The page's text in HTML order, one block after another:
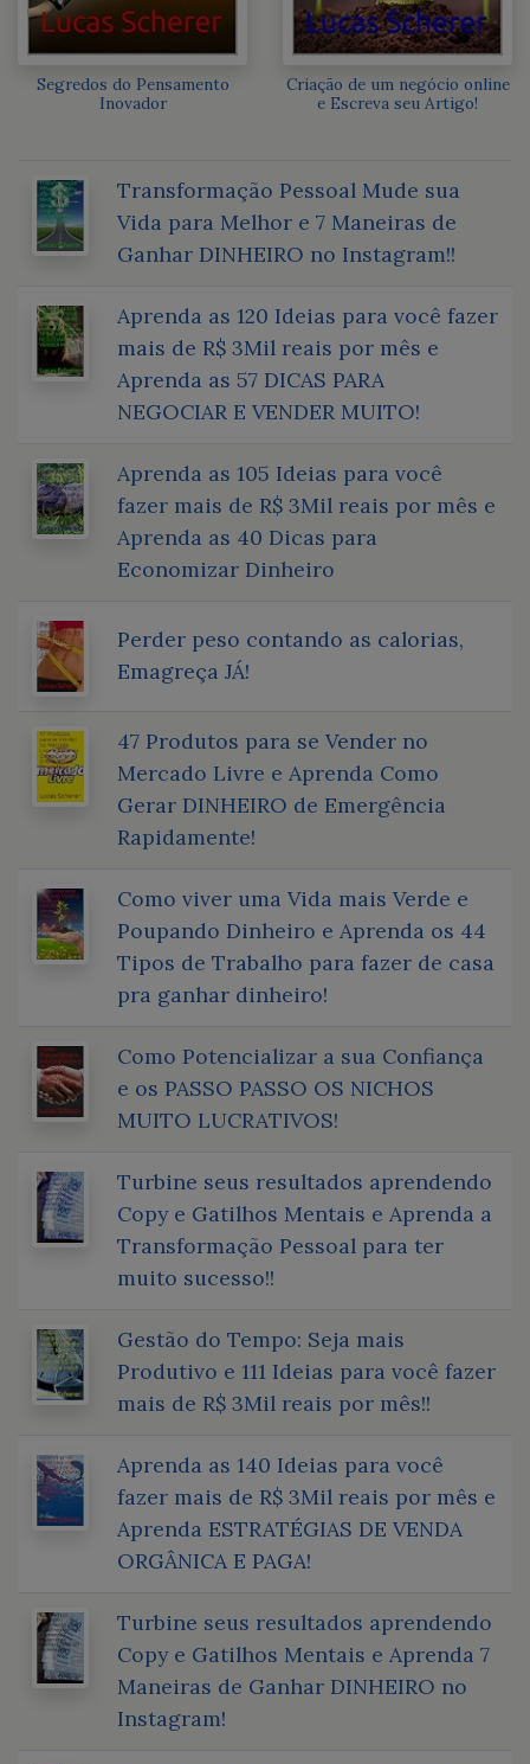
Segredos do Pensamento
Inovador
Criação de um negócio online
e Escreva seu Artigo!
Transformação Pessoal Mude sua
Vida para Melhor e 7 Maneiras de
Ganhar DINHEIRO no Instagram!!
Aprenda as 120 Ideias para você fazer
mais de R$ 3Mil reais por mês e
Aprenda as 57 DICAS PARA
NEGOCIAR E VENDER MUITO!
Aprenda as 105 Ideias para você
fazer mais de R$ 3Mil reais por mês e
Aprenda as 40 Dicas para
Economizar Dinheiro
Perder peso contando as calorias,
Emagreça JÁ!
47 Produtos para se Vender no
Mercado Livre e Aprenda Como
Gerar DINHEIRO de Emergência
Rapidamente!
Como viver uma Vida mais Verde e
Poupando Dinheiro e Aprenda os 44
Tipos de Trabalho para fazer de casa
pra ganhar dinheiro!
Como Potencializar a sua Confiança
e os PASSO PASSO OS NICHOS
MUITO LUCRATIVOS!
Turbine seus resultados aprendendo
Copy e Gatilhos Mentais e Aprenda a
Transformação Pessoal para ter
muito sucesso!!
Gestão do Tempo: Seja mais
Produtivo e 111 Ideias para você fazer
mais de R$ 3Mil reais por mês!!
Aprenda as 140 Ideias para você
fazer mais de R$ 3Mil reais por mês e
Aprenda ESTRATÉGIAS DE VENDA
ORGÂNICA E PAGA!
Turbine seus resultados aprendendo
Copy e Gatilhos Mentais e Aprenda 7
Maneiras de Ganhar DINHEIRO no
Instagram!